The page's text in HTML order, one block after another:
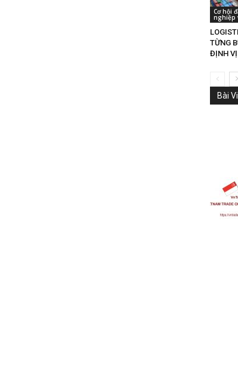
Cơ hội
nghiệp
TỪNG
ĐỊNH VỊ
Bài